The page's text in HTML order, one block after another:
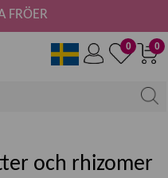
0
0
FRÖER
och rhizomer